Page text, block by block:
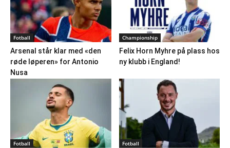
Fotball
Arsenal står klar med «den
røde løperen» for Antonio
Nusa
Championship
Felix Horn Myhre på plass hos
ny klubb i England!
Fotball Fotball